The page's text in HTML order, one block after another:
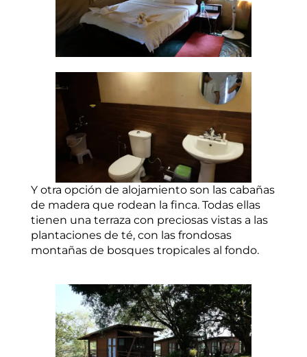
Y otra opción de alojamiento son las cabañas
de madera que rodean la finca. Todas ellas
tienen una terraza con preciosas vistas a las
plantaciones de té, con las frondosas
montañas de bosques tropicales al fondo.